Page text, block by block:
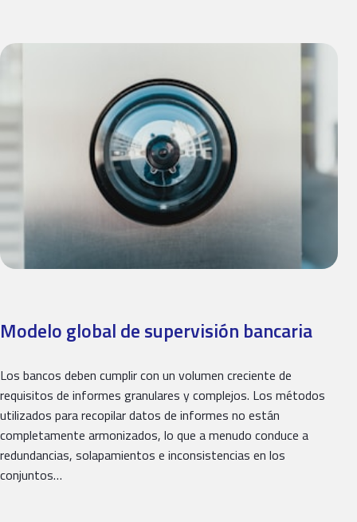
Modelo global de supervisión bancaria
Los bancos deben cumplir con un volumen creciente de
requisitos de informes granulares y complejos. Los métodos
utilizados para recopilar datos de informes no están
completamente armonizados, lo que a menudo conduce a
redundancias, solapamientos e inconsistencias en los
conjuntos…